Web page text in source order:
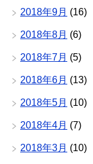
2018年9月 (16)
2018年8月 (6)
2018年7月 (5)
2018年6月 (13)
2018年5月 (10)
2018年4月 (7)
2018年3月 (10)